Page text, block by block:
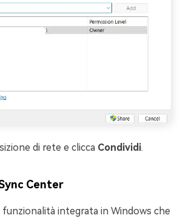
di rete e clicca Condividi.
Center
integrata in Windows che